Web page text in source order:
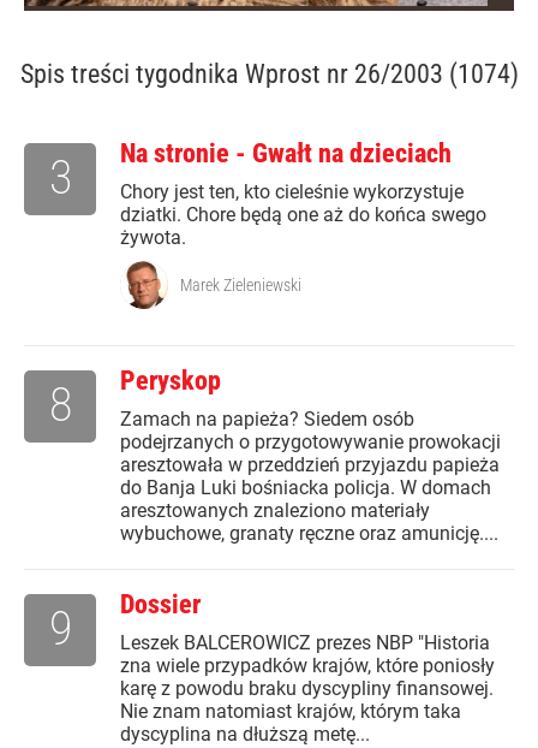
Spis treści tygodnika Wprost nr 26/2003 (1074)
Na stronie - Gwałt na dzieciach
Chory jest ten, kto cieleśnie wykorzystuje
dziatki. Chore będą one aż do końca swego
żywota.
3
Marek Zieleniewski
Peryskop
Zamach na papieża? Siedem osób
podejrzanych o przygotowywanie prowokacji
aresztowała w przeddzień przyjazdu papieża
do Banja Luki bośniacka policja. W domach
aresztowanych znaleziono materiały
wybuchowe, granaty ręczne oraz amunicję....
8
Dossier
Leszek BALCEROWICZ prezes NBP "Historia
zna wiele przypadków krajów, które poniosły
karę z powodu braku dyscypliny finansowej.
Nie znam natomiast krajów, którym taka
dyscyplina na dłuższą metę...
9